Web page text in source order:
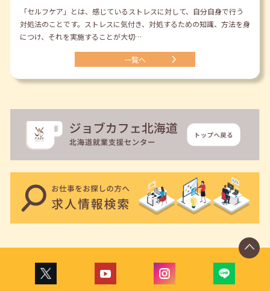
「セルフケア」とは、感じているストレスに対して、自分自身で行う
対処法のことです。ストレスに気付き、対処するための知識、方法を身
につけ、それを実施することが大切…
一覧へ